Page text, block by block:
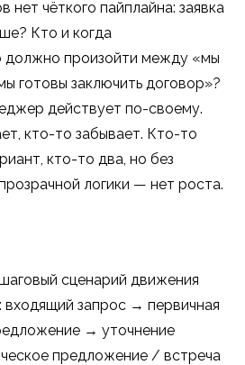
нет чёткого пайплайна: заявка
Кто и когда
должно произойти между «мы
готовы заключить договор»?
действует по-своему.
кто-то забывает. Кто-то
кто-то два, но без
логики — нет роста.
сценарий движения
входящий запрос → первичная
→ уточнение
предложение / встреча